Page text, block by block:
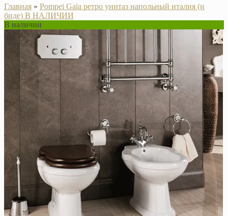
Главная » Pompei Gaia ретро унитаз напольный италия (и
биде) В НАЛИЧИИ
В наличии